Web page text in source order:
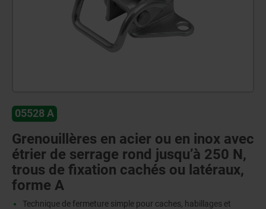
05528 A
Grenouillères en acier ou en inox avec
étrier de serrage rond jusqu’à 250 N,
trous de fixation cachés ou latéraux,
forme A
Technique de fermeture simple pour caches, habillages et